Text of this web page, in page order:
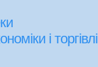
і торгівлі